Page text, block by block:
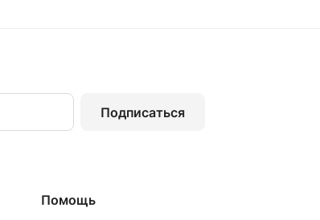
Подписаться
Помощь